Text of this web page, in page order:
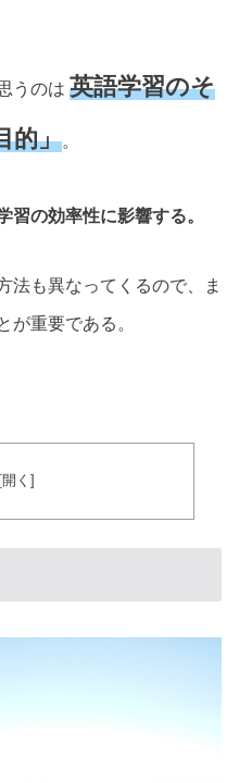
うのは 英語学習のそ
的」。
習の効率性に影響する。
法も異なってくるので、ま
が重要である。